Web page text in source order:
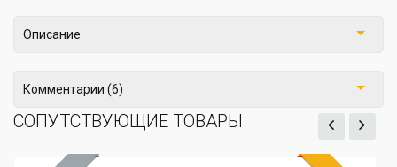
Описание
Комментарии (6)
СОПУТСТВУЮЩИЕ ТОВАРЫ